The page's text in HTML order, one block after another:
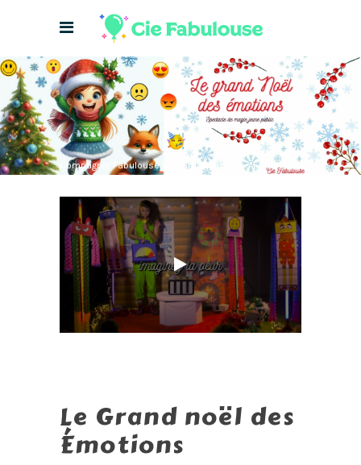
Compagnie Fabulouse> Le Grand Noël Des Émotions
Le Grand noël des
Émotions